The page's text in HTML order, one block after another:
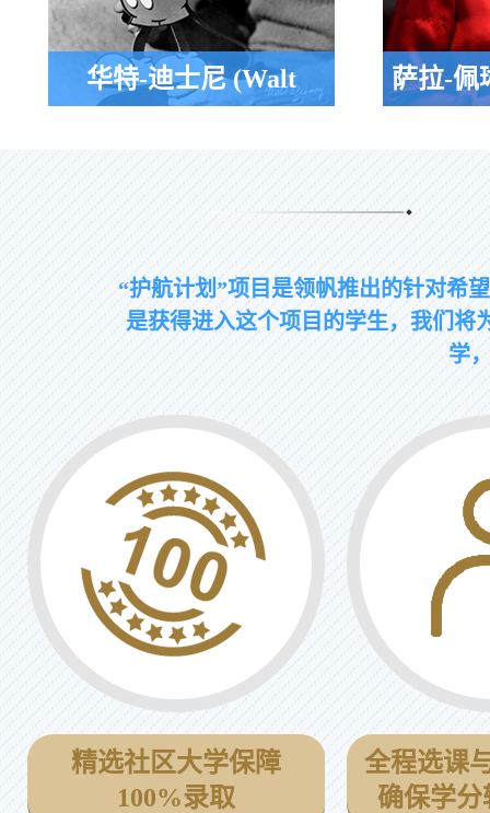
华特-迪士尼 (Walt
Metropolitan Junior College
萨拉-佩
统候选人
“护航计划”项目是领帆推出的针对希
是获得进入这个项目的学生，我们将
学
精选社区大学保障
100%录取
全程选课
确保学